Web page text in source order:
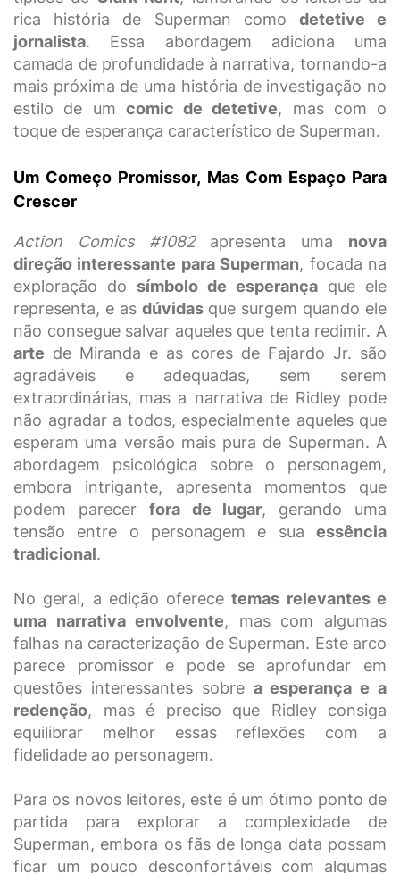
rica história de Superman como detetive e
jornalista. Essa abordagem adiciona uma
camada de profundidade à narrativa, tornando-a
mais próxima de uma história de investigação no
estilo de um comic de detetive, mas com o
toque de esperança característico de Superman.
Um Começo Promissor, Mas Com Espaço Para
Crescer
Action Comics #1082apresenta uma nova
direção interessante para Superman, focada na
exploração do símbolo de esperança que ele
representa, e as dúvidasque surgem quando ele
não consegue salvar aqueles que tenta redimir. A
arte de Miranda e as cores de Fajardo Jr. são
agradáveis e adequadas, sem serem
extraordinárias, mas a narrativa de Ridley pode
não agradar a todos, especialmente aqueles que
esperam uma versão mais pura de Superman. A
abordagem psicológica sobre o personagem,
embora intrigante, apresenta momentos que
podem parecer fora de lugar, gerando uma
tensão entre o personagem e sua essência
tradicional.
No geral, a edição oferecetemas relevantes e
uma narrativa envolvente, mas com algumas
falhas na caracterização de Superman. Este arco
parece promissor e pode se aprofundar em
questões interessantes sobre a esperança e a
redenção, mas é preciso que Ridley consiga
equilibrar melhor essas reflexões com a
fidelidade ao personagem.
Para os novos leitores, este é um ótimo ponto de
partida para explorar a complexidade de
Superman, embora os fãs de longa data possam
ficar um pouco desconfortáveis com algumas